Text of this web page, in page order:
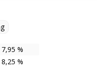
7,95 %
8,25 %